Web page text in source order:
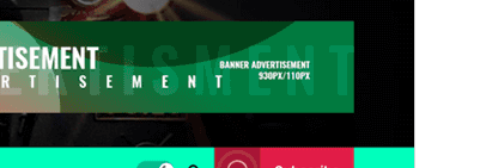
Este es un tema hijo de ReviewNews
5 de agosto de 2026